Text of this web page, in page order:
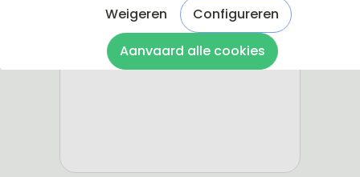
Weigeren
Configureren
Aanvaard alle cookies